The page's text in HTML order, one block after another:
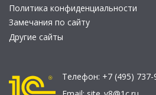
Политика конфиденциальности
Замечания по сайту
Другие сайты
Телефон: +7 (495)